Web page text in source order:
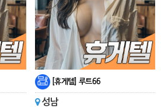
[휴게텔] 루트66
성남